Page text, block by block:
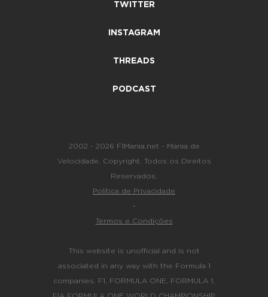
TWITTER
INSTAGRAM
THREADS
PODCAST
2002 - 2026 F1Mania.net - Mania de
Velocidade. Copyright. Todos os Direitos
Reservados.
Política de Privacidade
-
Termos e Condições
This website is unofficial and is not
associated in any way with the Formula 1
companies. F1, FORMULA ONE, FORMULA 1,